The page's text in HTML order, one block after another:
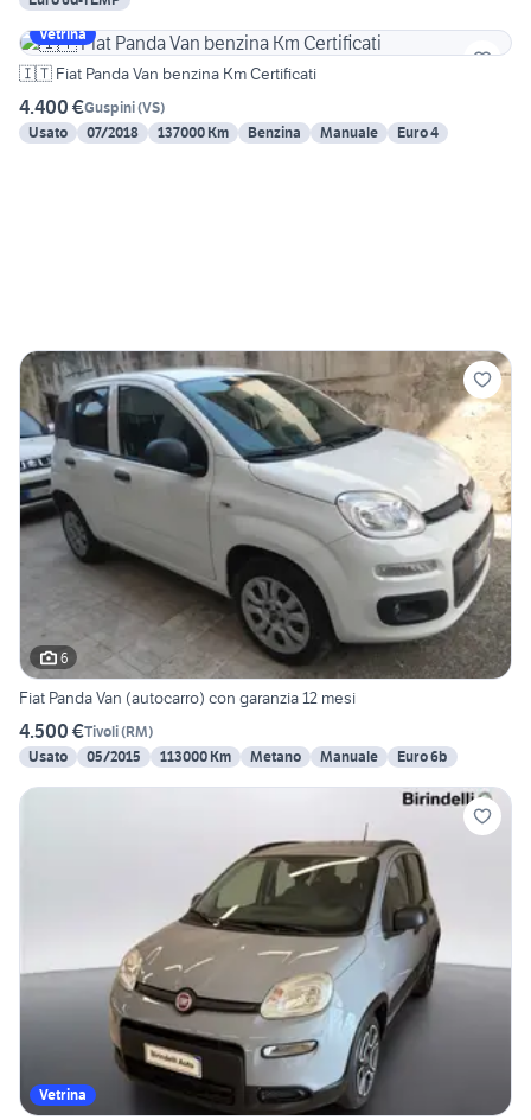
Vetrina
🇮🇹 Fiat Panda Van benzina Km Certificati
4.400 €Guspini(VS)
Usato
07/2018 137000 Km Benzina Manuale Euro 4
6
Fiat Panda Van (autocarro) con garanzia 12 mesi
4.500 €Tivoli(RM)
Usato
05/2015 113000 Km Metano Manuale Euro 6b
Vetrina